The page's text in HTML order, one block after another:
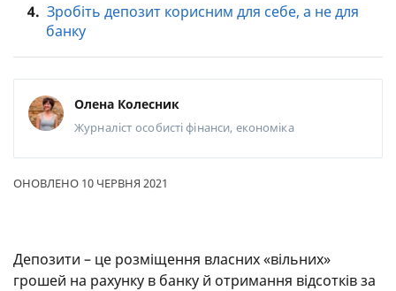
4. Зробіть депозит корисним для себе, а не для
банку
Олена Колесник
Журналіст особисті фінанси, економіка
ОНОВЛЕНО 10 ЧЕРВНЯ 2021
Депозити – це розміщення власних «вільних»
грошей на рахунку в банку й отримання відсотків за